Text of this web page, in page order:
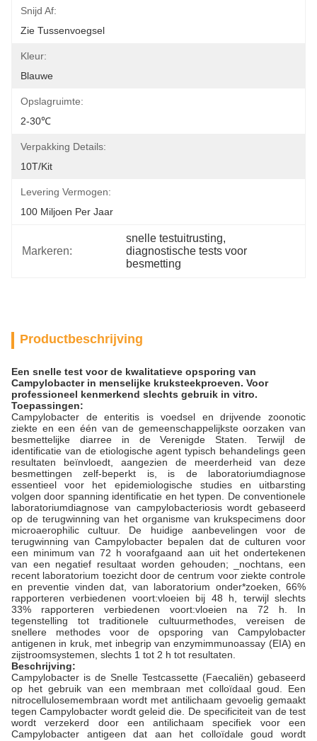
Snijd Af:
Zie Tussenvoegsel
Kleur:
Blauwe
Opslagruimte:
2-30℃
Verpakking Details:
10T/Kit
Levering Vermogen:
100 Miljoen Per Jaar
Markeren:
snelle testuitrusting,
diagnostische tests voor
besmetting
Productbeschrijving
Een snelle test voor de kwalitatieve opsporing van
Campylobacter in menselijke kruksteekproeven. Voor
professioneel kenmerkend slechts gebruik in vitro.
Toepassingen:
Campylobacter de enteritis is voedsel en drijvende zoonotic
ziekte en een één van de gemeenschappelijkste oorzaken van
besmettelijke diarree in de Verenigde Staten. Terwijl de
identificatie van de etiologische agent typisch behandelings geen
resultaten beïnvloedt, aangezien de meerderheid van deze
besmettingen zelf-beperkt is, is de laboratoriumdiagnose
essentieel voor het epidemiologische studies en uitbarsting
volgen door spanning identificatie en het typen. De conventionele
laboratoriumdiagnose van campylobacteriosis wordt gebaseerd
op de terugwinning van het organisme van krukspecimens door
microaerophilic cultuur. De huidige aanbevelingen voor de
terugwinning van Campylobacter bepalen dat de culturen voor
een minimum van 72 h voorafgaand aan uit het ondertekenen
van een negatief resultaat worden gehouden; _nochtans, een
recent laboratorium toezicht door de centrum voor ziekte controle
en preventie vinden dat, van laboratorium onder*zoeken, 66%
rapporteren verbiedenen voort:vloeien bij 48 h, terwijl slechts
33% rapporteren verbiedenen voort:vloeien na 72 h. In
tegenstelling tot traditionele cultuurmethodes, vereisen de
snellere methodes voor de opsporing van Campylobacter
antigenen in kruk, met inbegrip van enzymimmunoassay (EIA) en
zijstroomsystemen, slechts 1 tot 2 h tot resultaten.
Beschrijving:
Campylobacter is de Snelle Testcassette (Faecaliën) gebaseerd
op het gebruik van een membraan met colloïdaal goud. Een
nitrocellulosemembraan wordt met antilichaam gevoelig gemaakt
tegen Campylobacter wordt geleid die. De specificiteit van de test
wordt verzekerd door een antilichaam specifiek voor een
Campylobacter antigeen dat aan het colloïdale goud wordt